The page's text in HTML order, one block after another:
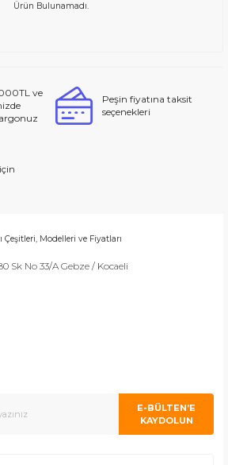
Ürün Bulunamadı.
ve
Peşin fiyatına taksit
seçenekleri
Sk No 33/A Gebze / Kocaeli
E-BÜLTEN’E
KAYDOLUN